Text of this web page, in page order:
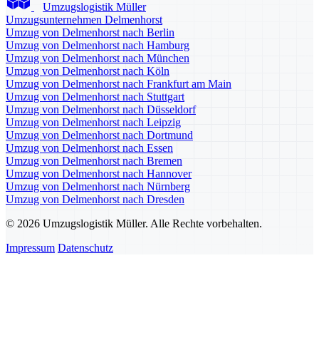
Umzugslogistik Müller
Umzugsunternehmen Delmenhorst
Umzug von Delmenhorst nach Berlin
Umzug von Delmenhorst nach Hamburg
Umzug von Delmenhorst nach München
Umzug von Delmenhorst nach Köln
Umzug von Delmenhorst nach Frankfurt am Main
Umzug von Delmenhorst nach Stuttgart
Umzug von Delmenhorst nach Düsseldorf
Umzug von Delmenhorst nach Leipzig
Umzug von Delmenhorst nach Dortmund
Umzug von Delmenhorst nach Essen
Umzug von Delmenhorst nach Bremen
Umzug von Delmenhorst nach Hannover
Umzug von Delmenhorst nach Nürnberg
Umzug von Delmenhorst nach Dresden
© 2026 Umzugslogistik Müller. Alle Rechte vorbehalten.
Impressum Datenschutz